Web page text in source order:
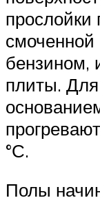
бензином,
плиты.
°С.
Полы